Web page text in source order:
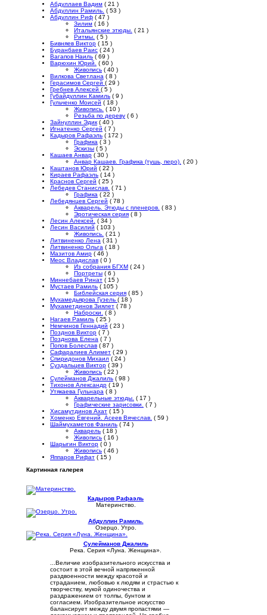
Абдуллаев Вадим ( 21 )
Абдуллин Рамиль. ( 53 )
Абдуллин Риф ( 47 )
Зилим ( 16 )
Итальянские этюды. ( 21 )
Ритмы. ( 5 )
Бивняев Виктор ( 15 )
Буранбаев Раис ( 24 )
Вагапов Наиль ( 69 )
Варюхин Юрий. ( 60 )
Живопись ( 40 )
Вилкова Светлана ( 8 )
Герасимов Сергей ( 29 )
Гребнев Алексей ( 5 )
Губайдуллин Камиль ( 9 )
Гульченко Моисей ( 18 )
Живопись. ( 10 )
Резьба по дереву ( 6 )
Зайнуллин Эдик ( 40 )
Игнатенко Сергей ( 7 )
Кадыров Рафаэль ( 172 )
Графика ( 3 )
Эскизы ( 5 )
Кашаев Анвар ( 30 )
Анвар Кашаев. Графика (тушь, перо). ( 20 )
Каштанов Юрий ( 22 )
Кираев Рафаэль ( 14 )
Краснов Сергей ( 25 )
Лебедев Станислав. ( 71 )
Графика ( 22 )
Лебедянцев Сергей ( 78 )
Акварель. Этюды с пленеров. ( 83 )
Эротическая серия ( 8 )
Лесин Алексей. ( 34 )
Лесин Василий ( 103 )
Живопись. ( 21 )
Литвиненко Лена ( 31 )
Литвиненко Ольга ( 18 )
Мазитов Амир ( 46 )
Меос Владислав ( 0 )
Из собрания БГХМ ( 24 )
Портреты ( 6 )
Миннебаев Ринат ( 15 )
Мустаев Рамиль ( 105 )
Библейская серия ( 85 )
Мухамедьярова Гузель ( 18 )
Мухаметдинов Зиялет ( 78 )
Наброски. ( 8 )
Нагаев Рамиль ( 25 )
Немчинов Геннадий ( 23 )
Позднов Виктор ( 7 )
Позднова Елена ( 7 )
Попов Болеслав ( 87 )
Сафаралиев Алимет ( 29 )
Спиридонов Михаил ( 24 )
Суздальцев Виктор ( 39 )
Живопись ( 22 )
Сулейманов Джалиль ( 98 )
Тихонов Александр ( 19 )
Утякаева Гульнара ( 8 )
Акварельные этюды. ( 17 )
Графические зарисовки. ( 7 )
Хисамутдинов Ахат ( 15 )
Хоменко Евгений. Асеев Вячеслав. ( 59 )
Шаймухаметов Фаниль ( 74 )
Акварель ( 18 )
Живопись ( 16 )
Шарыгин Виктор ( 0 )
Живопись ( 46 )
Яппаров Рифат ( 15 )
Картинная галерея
Кадыров Рафаэль
Материнство.
Абдуллин Рамиль.
Озерцо. Утро.
Сулейманов Джалиль
Река. Серия «Луна. Женщина».
...Величие изобразительного искусства и
состоит в этой вечной напряженной
раздвоенности между красотой и
страданием, любовью к людям и страстью к
творчеству, мукой одиночества и
раздражением от толпы, бунтом и
согласием. Изобразительное искусство
балансирует между двумя пропастями —